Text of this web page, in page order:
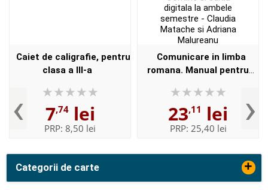
Categorii de carte +
‹
Caiet de caligrafie, pentru
clasa a III-a
7,74lei
PRP: 8,50 lei
Comunicare in limba
romana. Manual pentru
II. Contine si editia digitala
la ambele semest...
23,11 lei
PRP: 25,40 lei ›